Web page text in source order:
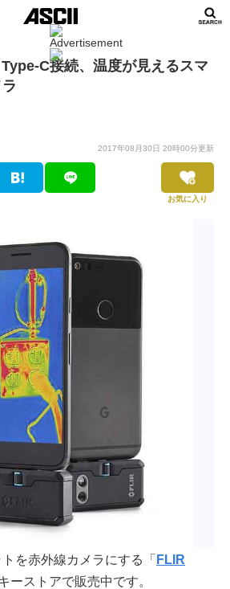
C接続、温度が見えるスマ
2017年08月30日 20時00分更新
お気に入り
を赤外線カメラにする「 FLIR
ーストアで販売中です。